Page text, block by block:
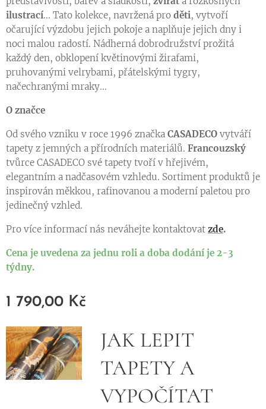
ilustrací... Tato kolekce, navržená pro děti, vytvoří
očarující výzdobu jejich pokoje a naplňuje jejich dny i
noci malou radostí. Nádherná dobrodružství prožitá
každý den, obklopení květinovými žirafami,
pruhovanými velrybami, přátelskými tygry,
načechranými mraky...
O značce
Od svého vzniku v roce 1996 značka CASADECO vytváří
tapety z jemných a přírodních materiálů. Francouzský
tvůrce CASADECO své tapety tvoří v hřejivém,
elegantním a nadčasovém vzhledu. Sortiment produktů je
inspirován měkkou, rafinovanou a moderní paletou pro
jedinečný vzhled.
Pro více informací nás neváhejte kontaktovat zde.
Cena je uvedena za jednu roli a doba dodání je 2-3
týdny.
1 790,00 Kč
JAK LEPIT
TAPETY A
VYPOČÍTAT